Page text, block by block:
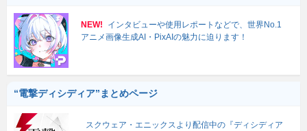
NEW!
インタビューや使用レポートなどで、世界No.1
アニメ画像生成AI・PixAIの魅力に迫ります！
“電撃ディシディア”まとめページ
スクウェア・エニックスより配信中の『ディシディア